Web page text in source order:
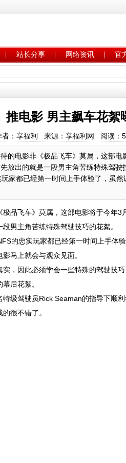
站长分享 网络资讯 官
推电影 男主飙车花絮
：享福利 来源：享福利网 阅读：
的电影非《极品飞车》莫属，这部电
放出的就是一段男主角苦练特殊驾驶
家都已经第一时间上手体验了，虽
品飞车》莫属，这部电影将于今年3
男主角苦练特殊驾驶技巧的花絮。
的忠实玩家都已经第一时间上手体
马上就会与观众见面。
，因此必须学会一些特殊的驾驶技
后花絮。
级驾驶员Rick Seaman的指导下顺
很不错了。